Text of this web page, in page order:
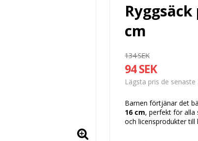
cm
134 SEK
94 SEK
Lägsta pris de senaste
Barnen förtjänar det
16 cm, perfekt för alla
och licensprodukter till